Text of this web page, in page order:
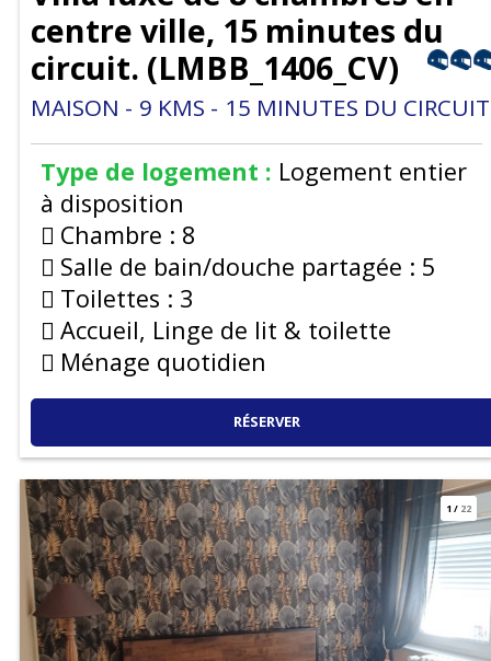
centre ville, 15 minutes du
circuit. (LMBB_1406_CV)
MAISON 9 KMS 15 MINUTES DU CIRCUIT
Type de logement : Logement entier
à disposition
Chambre : 8
Salle de bain/douche partagée : 5
Toilettes : 3
Accueil, Linge de lit & toilette
Ménage quotidien
RÉSERVER
1/ 22